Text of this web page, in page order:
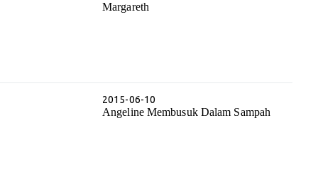
Margareth
2015-06-10
Angeline Membusuk Dalam Sampah